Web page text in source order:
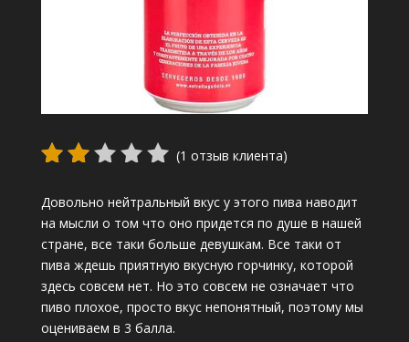
тин
г
2.0
0
из
5
на
(1 отзыв клиента)
Довольно нейтральный вкус у этого пива наводит
на мысли о том что оно придется по душе в нашей
стране, все таки больше девушкам. Все таки от
пива ждешь приятную вкусную горчинку, которой
здесь совсем нет. Но это совсем не означает что
пиво плохое, просто вкус непонятный, поэтому мы
оцениваем в 3 балла.